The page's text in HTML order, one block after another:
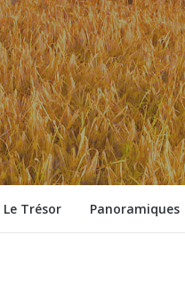
Le Trésor Panoramiques